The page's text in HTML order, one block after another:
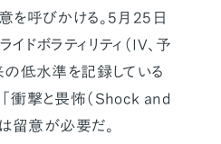
を呼びかける。5月25日
ドボラティリティ（IV、予
低水準を記録している
衝撃と畏怖（Shock and
は留意が必要だ。